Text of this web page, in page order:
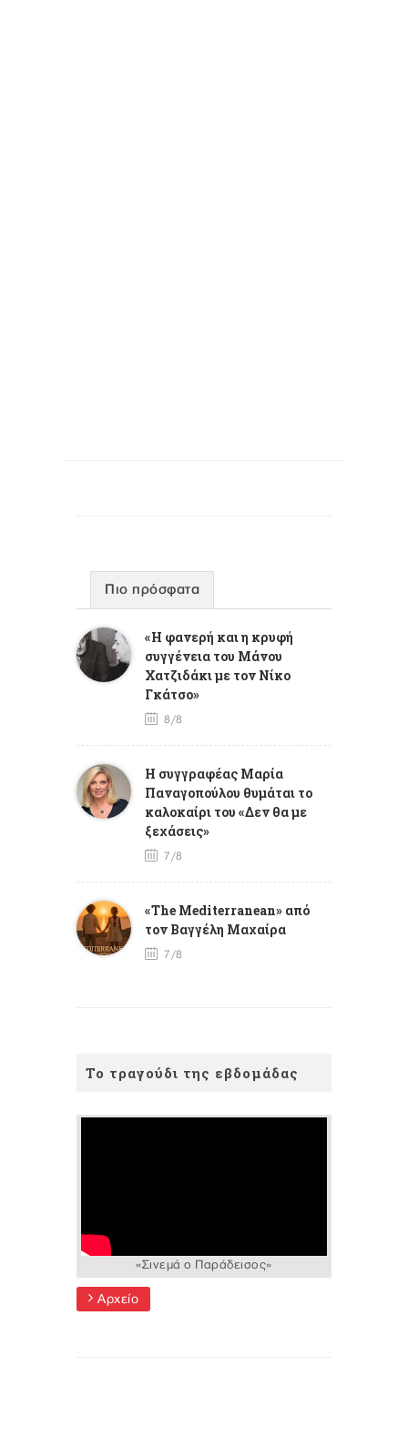
Πιο πρόσφατα
«Η φανερή και η κρυφή
συγγένεια του Μάνου
Χατζιδάκι με τον Νίκο
Γκάτσο»
8/8
Η συγγραφέας Μαρία
Παναγοπούλου θυμάται το
καλοκαίρι του «Δεν θα με
ξεχάσεις»
7/8
«The Mediterranean» από
τον Βαγγέλη Μαχαίρα
7/8
Το τραγούδι της εβδομάδας
«Σινεμά ο Παράδεισος»
Αρχείο